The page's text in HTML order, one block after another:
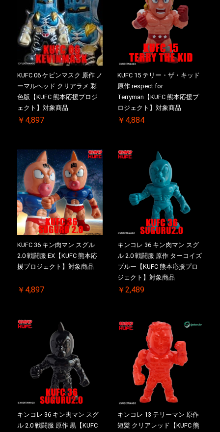
KUFC 06 ケビンマスク 原作 ノ
ーマルヘッド クリアラメ 彩
色版【KUFC 熊本応援プロジ
ェクト】対象商品
￥4,897
KUFC 15 テリー・ザ・キッド
原作 respect for
Terryman【KUFC 熊本応援プ
ロジェクト】対象商品
￥4,884
KUFC 36 キン肉マン スグル
2.0 戦闘服 EX【KUFC 熊本応
援プロジェクト】対象商品
￥4,897
キンコレ 36 キン肉マン スグ
ル 2.0 戦闘服 原作 ターコイズ
ブルー【KUFC 熊本応援プロ
ジェクト】対象商品
￥2,489
キンコレ 36 キン肉マン スグ
ル 2.0 戦闘服 原作 黒【KUFC
キンコレ 13 テリーマン 原作
短髪 クリアレッド【KUFC 熊